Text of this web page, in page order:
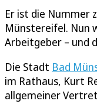
Er ist die Nummer
Münstereifel. Nun
Arbeitgeber – und
Die Stadt Bad
im Rathaus, Kurt
allgemeiner